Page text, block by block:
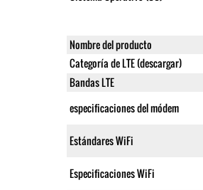
Nombre del producto
Categoría de LTE (descargar)
Bandas LTE
especificaciones del módem
Estándares WiFi
Especificaciones WiFi